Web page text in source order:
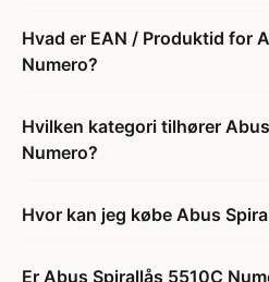
Hvad er EAN / Produktid for
Numero?
Hvilken kategori tilhører
Numero?
Hvor kan jeg købe Abus
Er Abus Spirallås 5510C